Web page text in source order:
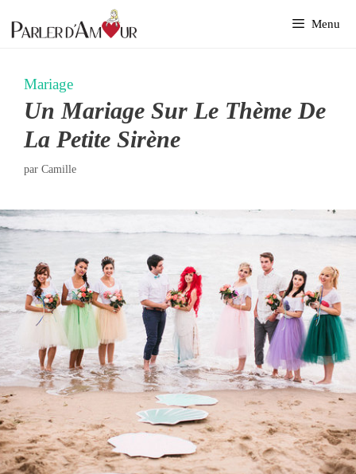
au
Menu
Mariage
Un Mariage Sur Le Thème De
La Petite Sirène
par Camille